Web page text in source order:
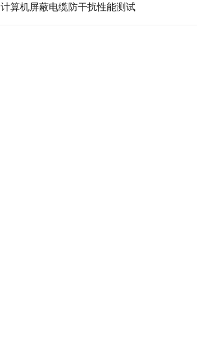
计算机屏蔽电缆防干扰性能测试